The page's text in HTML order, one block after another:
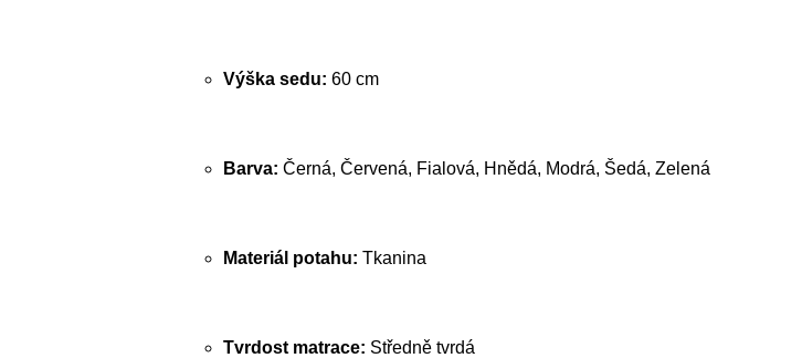
Výška sedu: 60 cm
Barva: Černá, Červená, Fialová, Hnědá, Modrá, Šedá, Zelená
Materiál potahu: Tkanina
Tvrdost matrace: Středně tvrdá